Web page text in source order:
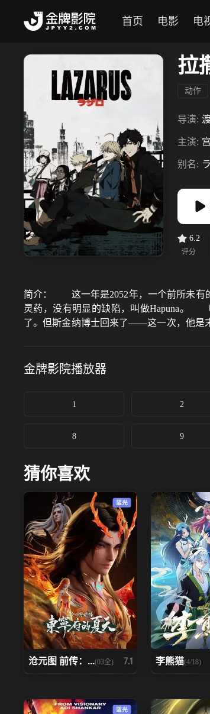
首页 电影 电
拉
动作
导演:
主演:
别名:
6.2
评分
简介：
这一年是2052年，一个前所未有
灵药，没有明显的缺陷，叫做Hapuna。
了。但斯金纳博士回来了——这一次，他是
金牌影院播放器
1 2
8 9
猜你喜欢
蓝光
沧元图 前传：...(03全) 7.1 李熊猫(4/18)
蓝光